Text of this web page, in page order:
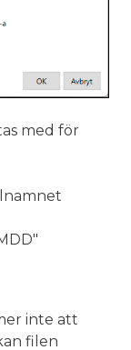
med för
inte att
filen